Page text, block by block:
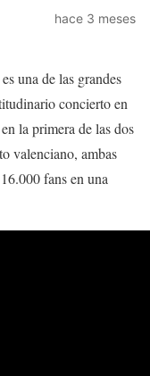
hace 3 meses
una de las grandes
concierto en
la primera de las dos
valenciano, ambas
fans en una